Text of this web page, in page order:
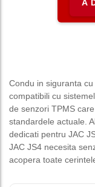
Condu in siguranta
compatibili cu
de senzori TPMS
standardele actuale.
dedicati pentru JAC
JAC JS4 necesita
acopera toate